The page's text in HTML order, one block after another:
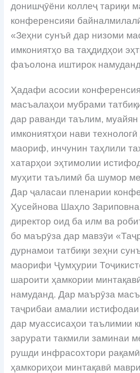
донишҷӯёни коллеҷ тариқи
конференсияи
«Зеҳни сунъӣ дар низоми
имкониятҳо ва таҳдидҳои
фаъолона иштирок
Ҳадафи асосии
масъалаҳои мубрами
дар раванди таълим,
имкониятҳои нави
маориф, инчунин таҳлили
хатарҳои эҳтимолии
муҳити таълимӣ ба шумор
Дар ҷаласаи пленарии
Ҳусейнова Шаҳло
директор оид ба илм ва
бо маърӯза дар мавзӯи
дурнамои татбиқи зеҳни
маорифи Ҷумҳурии
шароити ҳамкории
намуданд. Дар маърӯза
таҷрибаи амалии
дар муассисаҳои таълимии
зарурати такмили заминаи
рушди инфрасохтори
ҳамкориҳои минтақавӣ